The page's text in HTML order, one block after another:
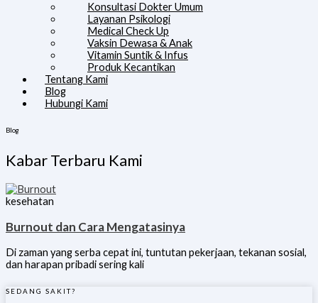
Konsultasi Dokter Umum
Layanan Psikologi
Medical Check Up
Vaksin Dewasa & Anak
Vitamin Suntik & Infus
Produk Kecantikan
Tentang Kami
Blog
Hubungi Kami
Blog
Kabar Terbaru Kami
kesehatan
Burnout dan Cara Mengatasinya
Di zaman yang serba cepat ini, tuntutan pekerjaan, tekanan sosial,
dan harapan pribadi sering kali
SEDANG SAKIT?